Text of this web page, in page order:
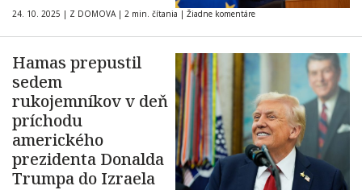
24. 10. 2025 | Z DOMOVA | 2 min. čítania | Žiadne komentáre
Hamas prepustil
sedem
rukojemníkov v deň
príchodu
amerického
prezidenta Donalda
Trumpa do Izraela